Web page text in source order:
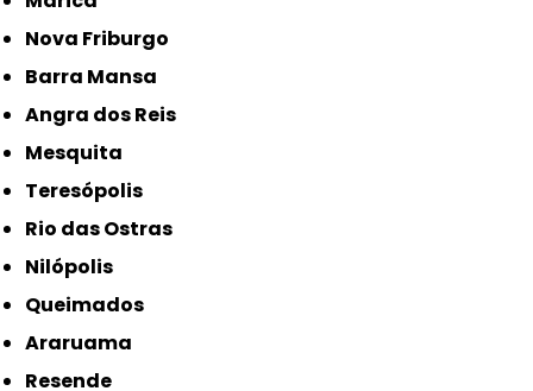
Nova Friburgo
Barra Mansa
Angra dos Reis
Mesquita
Teresópolis
Rio das Ostras
Nilópolis
Queimados
Araruama
Resende